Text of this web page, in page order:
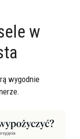
w
wygodnie